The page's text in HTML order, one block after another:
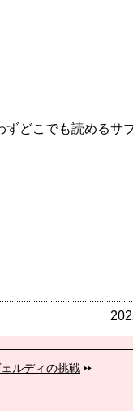
ずどこでも読めるサ
ルディの挑戦